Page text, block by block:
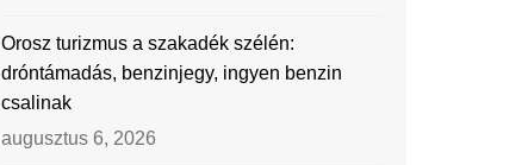
Orosz turizmus a szakadék szélén:
dróntámadás, benzinjegy, ingyen benzin
csalinak
augusztus 6, 2026